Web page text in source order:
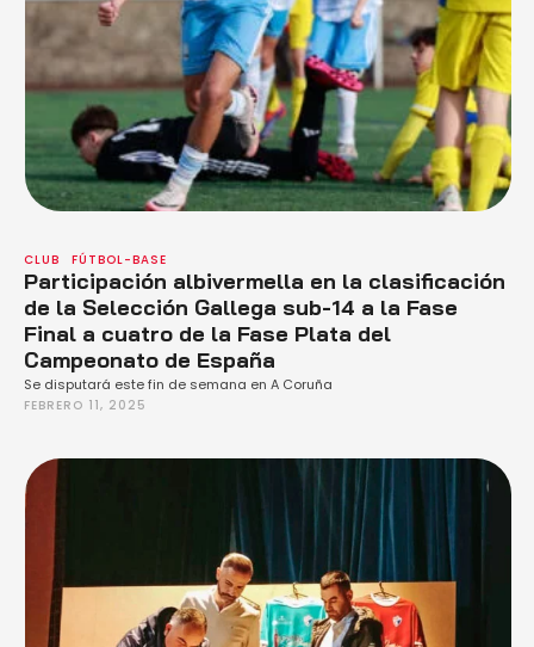
CLUB FÚTBOL-BASE
Participación albivermella en la clasificación
de la Selección Gallega sub-14 a la Fase
Final a cuatro de la Fase Plata del
Campeonato de España
Se disputará este fin de semana en A Coruña
FEBRERO 11, 2025